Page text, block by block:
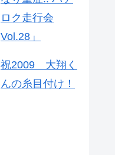
ロク走行会
Vol.28」
祝2009 大翔く
んの糸目付け！